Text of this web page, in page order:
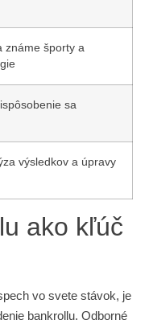
známe športy a
sa
výsledkov a úpravy
ako kľúč
vo svete stávok, je
bankrollu. Odborné